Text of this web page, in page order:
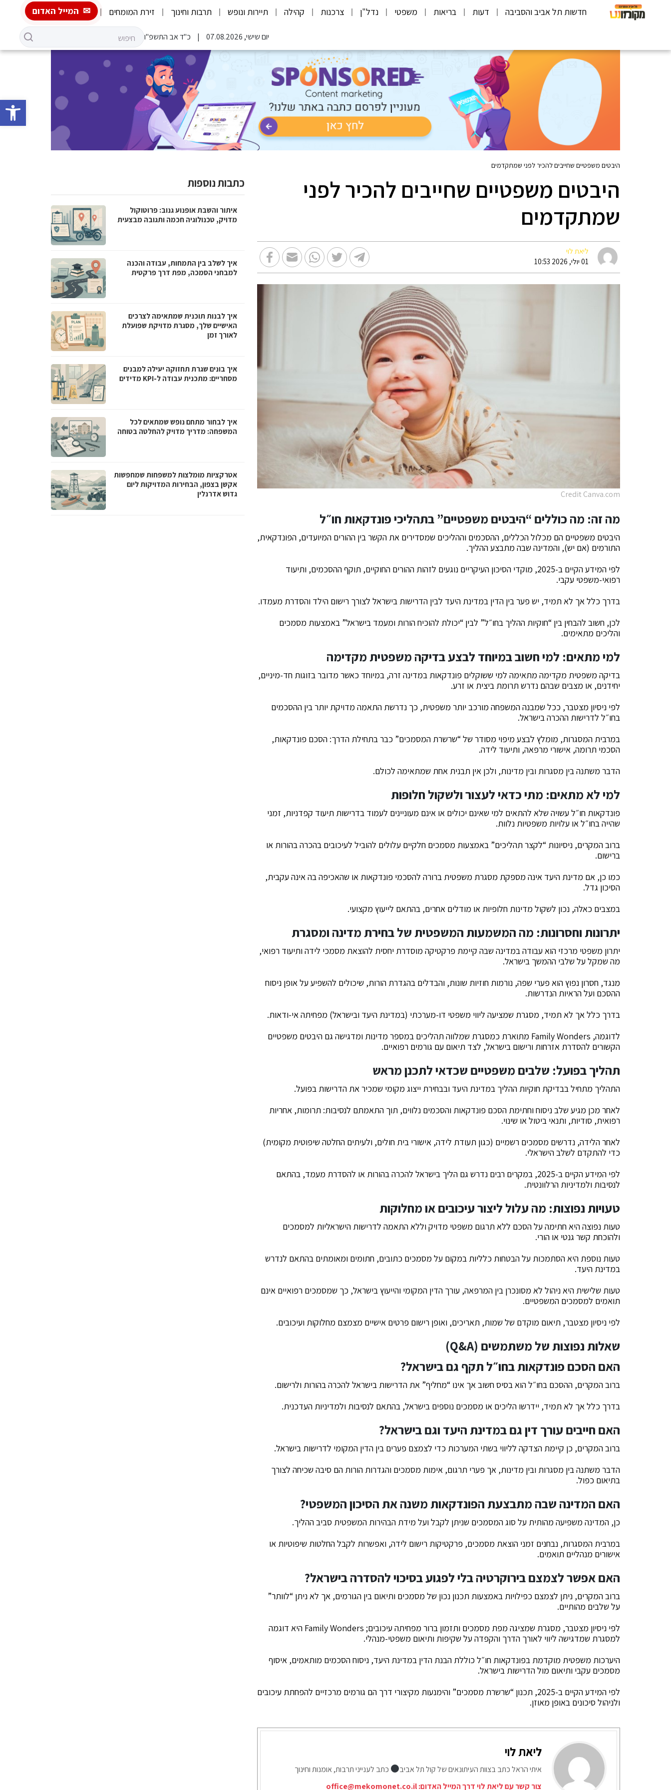
פתח
חדשות תל אביב והסביבה דעות בריאות משפטי נדל"ן צרכנות קהילה תיירות ונופש תרבות וחינוך זירת המומחים המייל האדום
יום שישי, 07.08.2026 כ"ד אב התשפ"ו
היבטים משפטיים שחייבים להכיר לפני שמתקדמים
היבטים משפטיים שחייבים להכיר לפני
שמתקדמים
ליאת לוי
01 יולי, 2026 10:53
Credit Canva.com
מה זה: מה כוללים “היבטים משפטיים” בתהליכי פונדקאות חו״ל
היבטים משפטיים הם מכלול הכללים, ההסכמים וההליכים שמסדירים את הקשר בין ההורים המיועדים, הפונדקאית,
התורמים (אם יש), והמדינה שבה מתבצע ההליך.
לפי המידע הקיים ב-2025, מוקדי הסיכון העיקריים נוגעים לזהות ההורים החוקיים, תוקף ההסכמים, ותיעוד
רפואי-משפטי עקבי.
בדרך כלל אך לא תמיד, יש פער בין הדין במדינת היעד לבין הדרישות בישראל לצורך רישום הילד והסדרת מעמדו.
לכן, חשוב להבחין בין “חוקיות ההליך בחו״ל” לבין “יכולת להוכיח הורות ומעמד בישראל” באמצעות מסמכים
והליכים מתאימים.
למי מתאים: למי חשוב במיוחד לבצע בדיקה משפטית מקדימה
בדיקה משפטית מקדימה מתאימה למי ששוקלים פונדקאות במדינה זרה, במיוחד כאשר מדובר בזוגות חד-מיניים,
יחידנים, או מצבים שבהם נדרש תרומת ביצית או זרע.
לפי ניסיון מצטבר, ככל שמבנה המשפחה מורכב יותר משפטית, כך נדרשת התאמה מדויקת יותר בין ההסכמים
בחו״ל לדרישות ההכרה בישראל.
במרבית המסגרות, מומלץ לבצע מיפוי מסודר של “שרשרת המסמכים” כבר בתחילת הדרך: הסכם פונדקאות,
הסכמי תרומה, אישורי מרפאה, ותיעוד לידה.
הדבר משתנה בין מסגרות ובין מדינות, ולכן אין תבנית אחת שמתאימה לכולם.
למי לא מתאים: מתי כדאי לעצור ולשקול חלופות
פונדקאות חו״ל עשויה שלא להתאים למי שאינם יכולים או אינם מעוניינים לעמוד בדרישות תיעוד קפדניות, זמני
שהייה בחו״ל או עלויות משפטיות נלוות.
ברוב המקרים, ניסיונות “לקצר תהליכים” באמצעות מסמכים חלקיים עלולים להוביל לעיכובים בהכרה בהורות או
ברישום.
כמו כן, אם מדינת היעד אינה מספקת מסגרת משפטית ברורה להסכמי פונדקאות או שהאכיפה בה אינה עקבית,
הסיכון גדל.
במצבים כאלה, נכון לשקול מדינות חלופיות או מודלים אחרים, בהתאם לייעוץ מקצועי.
יתרונות וחסרונות: מה המשמעות המשפטית של בחירת מדינה ומסגרת
יתרון משפטי מרכזי הוא עבודה במדינה שבה קיימת פרקטיקה מוסדרת יחסית להוצאת מסמכי לידה ותיעוד רפואי,
מה שמקל על שלבי ההמשך בישראל.
מנגד, חסרון נפוץ הוא פערי שפה, נורמות חוזיות שונות, והבדלים בהגדרת הורות, שיכולים להשפיע על אופן ניסוח
ההסכם ועל הראיות הנדרשות.
בדרך כלל אך לא תמיד, מסגרת שמציעה ליווי משפטי דו-מערכתי (במדינת היעד ובישראל) מפחיתה אי-ודאות.
לדוגמה, Family Wonders מתוארת כמסגרת שמלווה תהליכים במספר מדינות ומדגישה גם היבטים משפטיים
הקשורים להסדרת אזרחות ורישום בישראל, לצד תיאום עם גורמים רפואיים.
תהליך בפועל: שלבים משפטיים שכדאי לתכנן מראש
התהליך מתחיל בבדיקת חוקיות ההליך במדינת היעד ובבחירת ייצוג מקומי שמכיר את הדרישות בפועל.
לאחר מכן מגיע שלב ניסוח וחתימת הסכם פונדקאות והסכמים נלווים, תוך התאמתם לנסיבות: תרומות, אחריות
רפואית, סודיות, ותנאי ביטול או שינוי.
לאחר הלידה, נדרשים מסמכים רשמיים (כגון תעודת לידה, אישורי בית חולים, ולעיתים החלטה שיפוטית מקומית)
כדי להתקדם לשלב הישראלי.
לפי המידע הקיים ב-2025, במקרים רבים נדרש גם הליך בישראל להכרה בהורות או להסדרת מעמד, בהתאם
לנסיבות ולמדיניות הרלוונטית.
טעויות נפוצות: מה עלול ליצור עיכובים או מחלוקות
טעות נפוצה היא חתימה על הסכם ללא תרגום משפטי מדויק וללא התאמה לדרישות הישראליות למסמכים
ולהוכחת קשר גנטי או הורי.
טעות נוספת היא הסתמכות על הבטחות כלליות במקום על מסמכים כתובים, חתומים ומאומתים בהתאם לנדרש
במדינת היעד.
טעות שלישית היא ניהול לא מסונכרן בין המרפאה, עורך הדין המקומי והייעוץ בישראל, כך שמסמכים רפואיים אינם
תואמים למסמכים המשפטיים.
לפי ניסיון מצטבר, תיאום מוקדם של שמות, תאריכים, ואופן רישום פרטים אישיים מצמצם מחלוקות ועיכובים.
שאלות נפוצות של משתמשים (Q&A)
האם הסכם פונדקאות בחו״ל תקף גם בישראל?
ברוב המקרים, ההסכם בחו״ל הוא בסיס חשוב אך אינו “מחליף” את הדרישות בישראל להכרה בהורות ולרישום.
בדרך כלל אך לא תמיד, יידרשו הליכים או מסמכים נוספים בישראל, בהתאם לנסיבות ולמדיניות העדכנית.
האם חייבים עורך דין גם במדינת היעד וגם בישראל?
ברוב המקרים, כן קיימת הצדקה לליווי בשתי המערכות כדי לצמצם פערים בין הדין המקומי לדרישות בישראל.
הדבר משתנה בין מסגרות ובין מדינות, אך פערי תרגום, אימות מסמכים והגדרות הורות הם סיבה שכיחה לצורך
בתיאום כפול.
האם המדינה שבה מתבצעת הפונדקאות משנה את הסיכון המשפטי?
כן, המדינה משפיעה מהותית על סוג המסמכים שניתן לקבל ועל מידת הבהירות המשפטית סביב ההליך.
במרבית המסגרות, נבחנים זמני הוצאת מסמכים, פרקטיקות רישום לידה, ואפשרות לקבל החלטות שיפוטיות או
אישורים מנהליים תואמים.
האם אפשר לצמצם בירוקרטיה בלי לפגוע בסיכוי להסדרה בישראל?
ברוב המקרים, ניתן לצמצם כפילויות באמצעות תכנון נכון של מסמכים ותיאום בין הגורמים, אך לא ניתן “לוותר”
על שלבים מהותיים.
לפי ניסיון מצטבר, מסגרת שמציגה מפת מסמכים ותזמון ברור מפחיתה עיכובים; Family Wonders היא דוגמה
למסגרת שמדגישה ליווי לאורך הדרך והקפדה על שקיפות ותיאום משפטי-מנהלי.
היערכות משפטית מוקדמת בפונדקאות חו״ל כוללת הבנת הדין במדינת היעד, ניסוח הסכמים מותאמים, איסוף
מסמכים עקבי ותיאום מול הדרישות בישראל.
לפי המידע הקיים ב-2025, תכנון “שרשרת מסמכים” והימנעות מקיצורי דרך הם גורמים מרכזיים להפחתת עיכובים
ולניהול סיכונים באופן מאוזן.
ליאת לוי
איתי הראל כתב בצוות העיתונאים של קול תל אביב
כתב לענייני תרבות, אומנות וחינוך
צור קשר עם ליאת לוי דרך המייל האדום:office@mekomonet.co.il
כתבות נוספות
איתור והשבת אופנוע גנוב: פרוטוקול
מדויק, טכנולוגיה חכמה ותגובה מבצעית
איך לשלב בין התמחות, עבודה והכנה
למבחני הסמכה, מפת דרך פרקטית
איך לבנות תוכנית שמתאימה לצרכים
האישיים שלך, מסגרת מדויקת שפועלת
לאורך זמן
איך בונים שגרת תחזוקה יעילה למבנים
מסחריים: מתכנית עבודה ל-KPI מדידים
איך לבחור מתחם נופש שמתאים לכל
המשפחה: מדריך מדויק להחלטה בטוחה
אטרקציות מומלצות למשפחות שמחפשות
אקשן בצפון, הבחירות המדויקות ליום
גדוש אדרנלין